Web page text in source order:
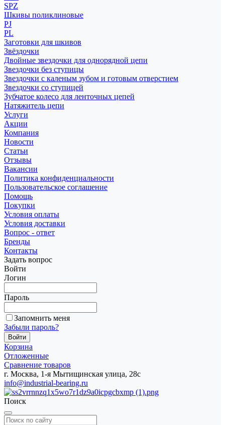
SPZ
Шкивы поликлиновые
PJ
PL
Заготовки для шкивов
Звёздочки
Двойные звездочки для однорядной цепи
Звездочки без ступицы
Звездочки с каленым зубом и готовым отверстием
Звездочки со ступицей
Зубчатое колесо для ленточных цепей
Натяжитель цепи
Услуги
Акции
Компания
Новости
Статьи
Отзывы
Вакансии
Политика конфиденциальности
Пользовательское соглашение
Помощь
Покупки
Условия оплаты
Условия доставки
Вопрос - ответ
Бренды
Контакты
Задать вопрос
Войти
Логин
Пароль
Запомнить меня
Забыли пароль?
Корзина
Отложенные
Сравнение товаров
г. Москва, 1-я Мытищинская улица, 28с
info@industrial-bearing.ru
Поиск